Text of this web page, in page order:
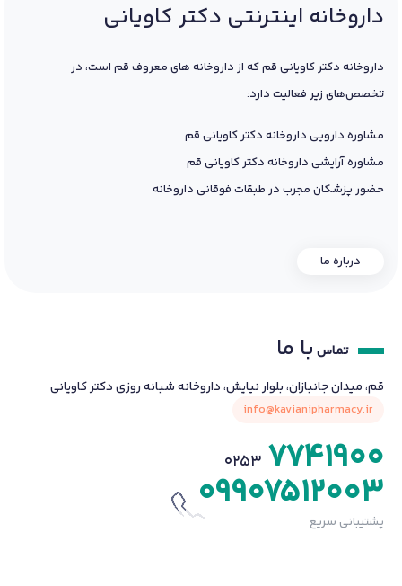
داروخانه اینترنتی دکتر کاویانی
داروخانه دکتر کاویانی قم که از داروخانه های معروف قم است، در
تخصص‌های زیر فعالیت دارد:
مشاوره دارویی داروخانه دکتر کاویانی قم
مشاوره آرایشی داروخانه دکتر کاویانی قم
حضور پزشکان مجرب در طبقات فوقانی داروخانه
درباره ما
تماس با ما
قم، میدان جانبازان، بلوار نیایش، داروخانه شبانه روزی دکتر کاویانی
info@kavianipharmacy.ir
0253 7741900
09907512003
پشتیبانی سریع